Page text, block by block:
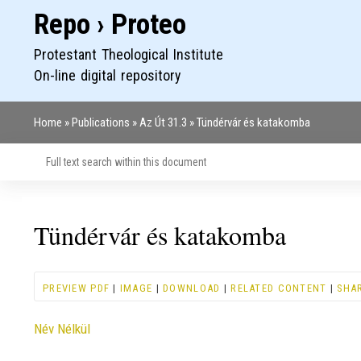
Repo › Proteo
Protestant Theological Institute
On-line digital repository
Home Publications Az Út 31.3 Tündérvár és katakomba
Tündérvár és katakomba
PREVIEW PDF | IMAGE |DOWNLOAD |RELATED CONTENT |
Contributor
Név Nélkül